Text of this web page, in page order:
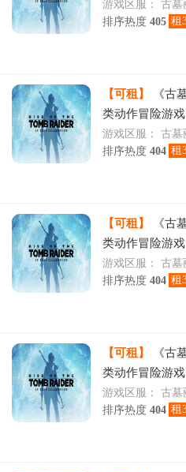
游戏区服： 古墓
排序热度 405 租
【可租】
《古
类动作冒险游
游戏区服： 古墓
排序热度 404 租
【可租】
《古
类动作冒险游
游戏区服： 古墓
排序热度 404 租
【可租】
《古
类动作冒险游
游戏区服： 古墓
排序热度 404 租